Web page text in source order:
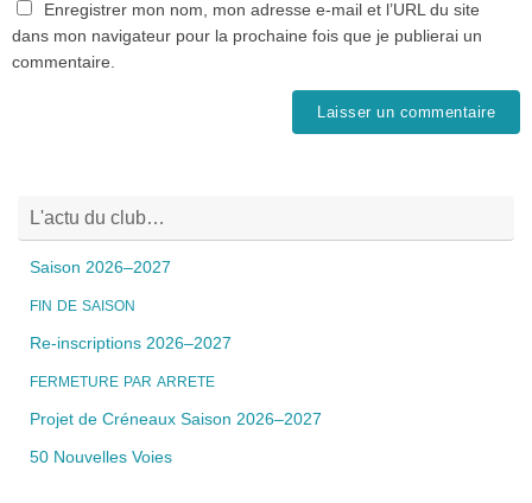
Enregistrer mon nom, mon adresse e-mail et l’URL du site
dans mon navigateur pour la prochaine fois que je publierai un
commentaire.
L'actu du club…
Saison 2026–2027
FIN DE SAISON
Re-inscriptions 2026–2027
FERMETURE PAR ARRETE
Projet de Créneaux Saison 2026–2027
50 Nouvelles Voies